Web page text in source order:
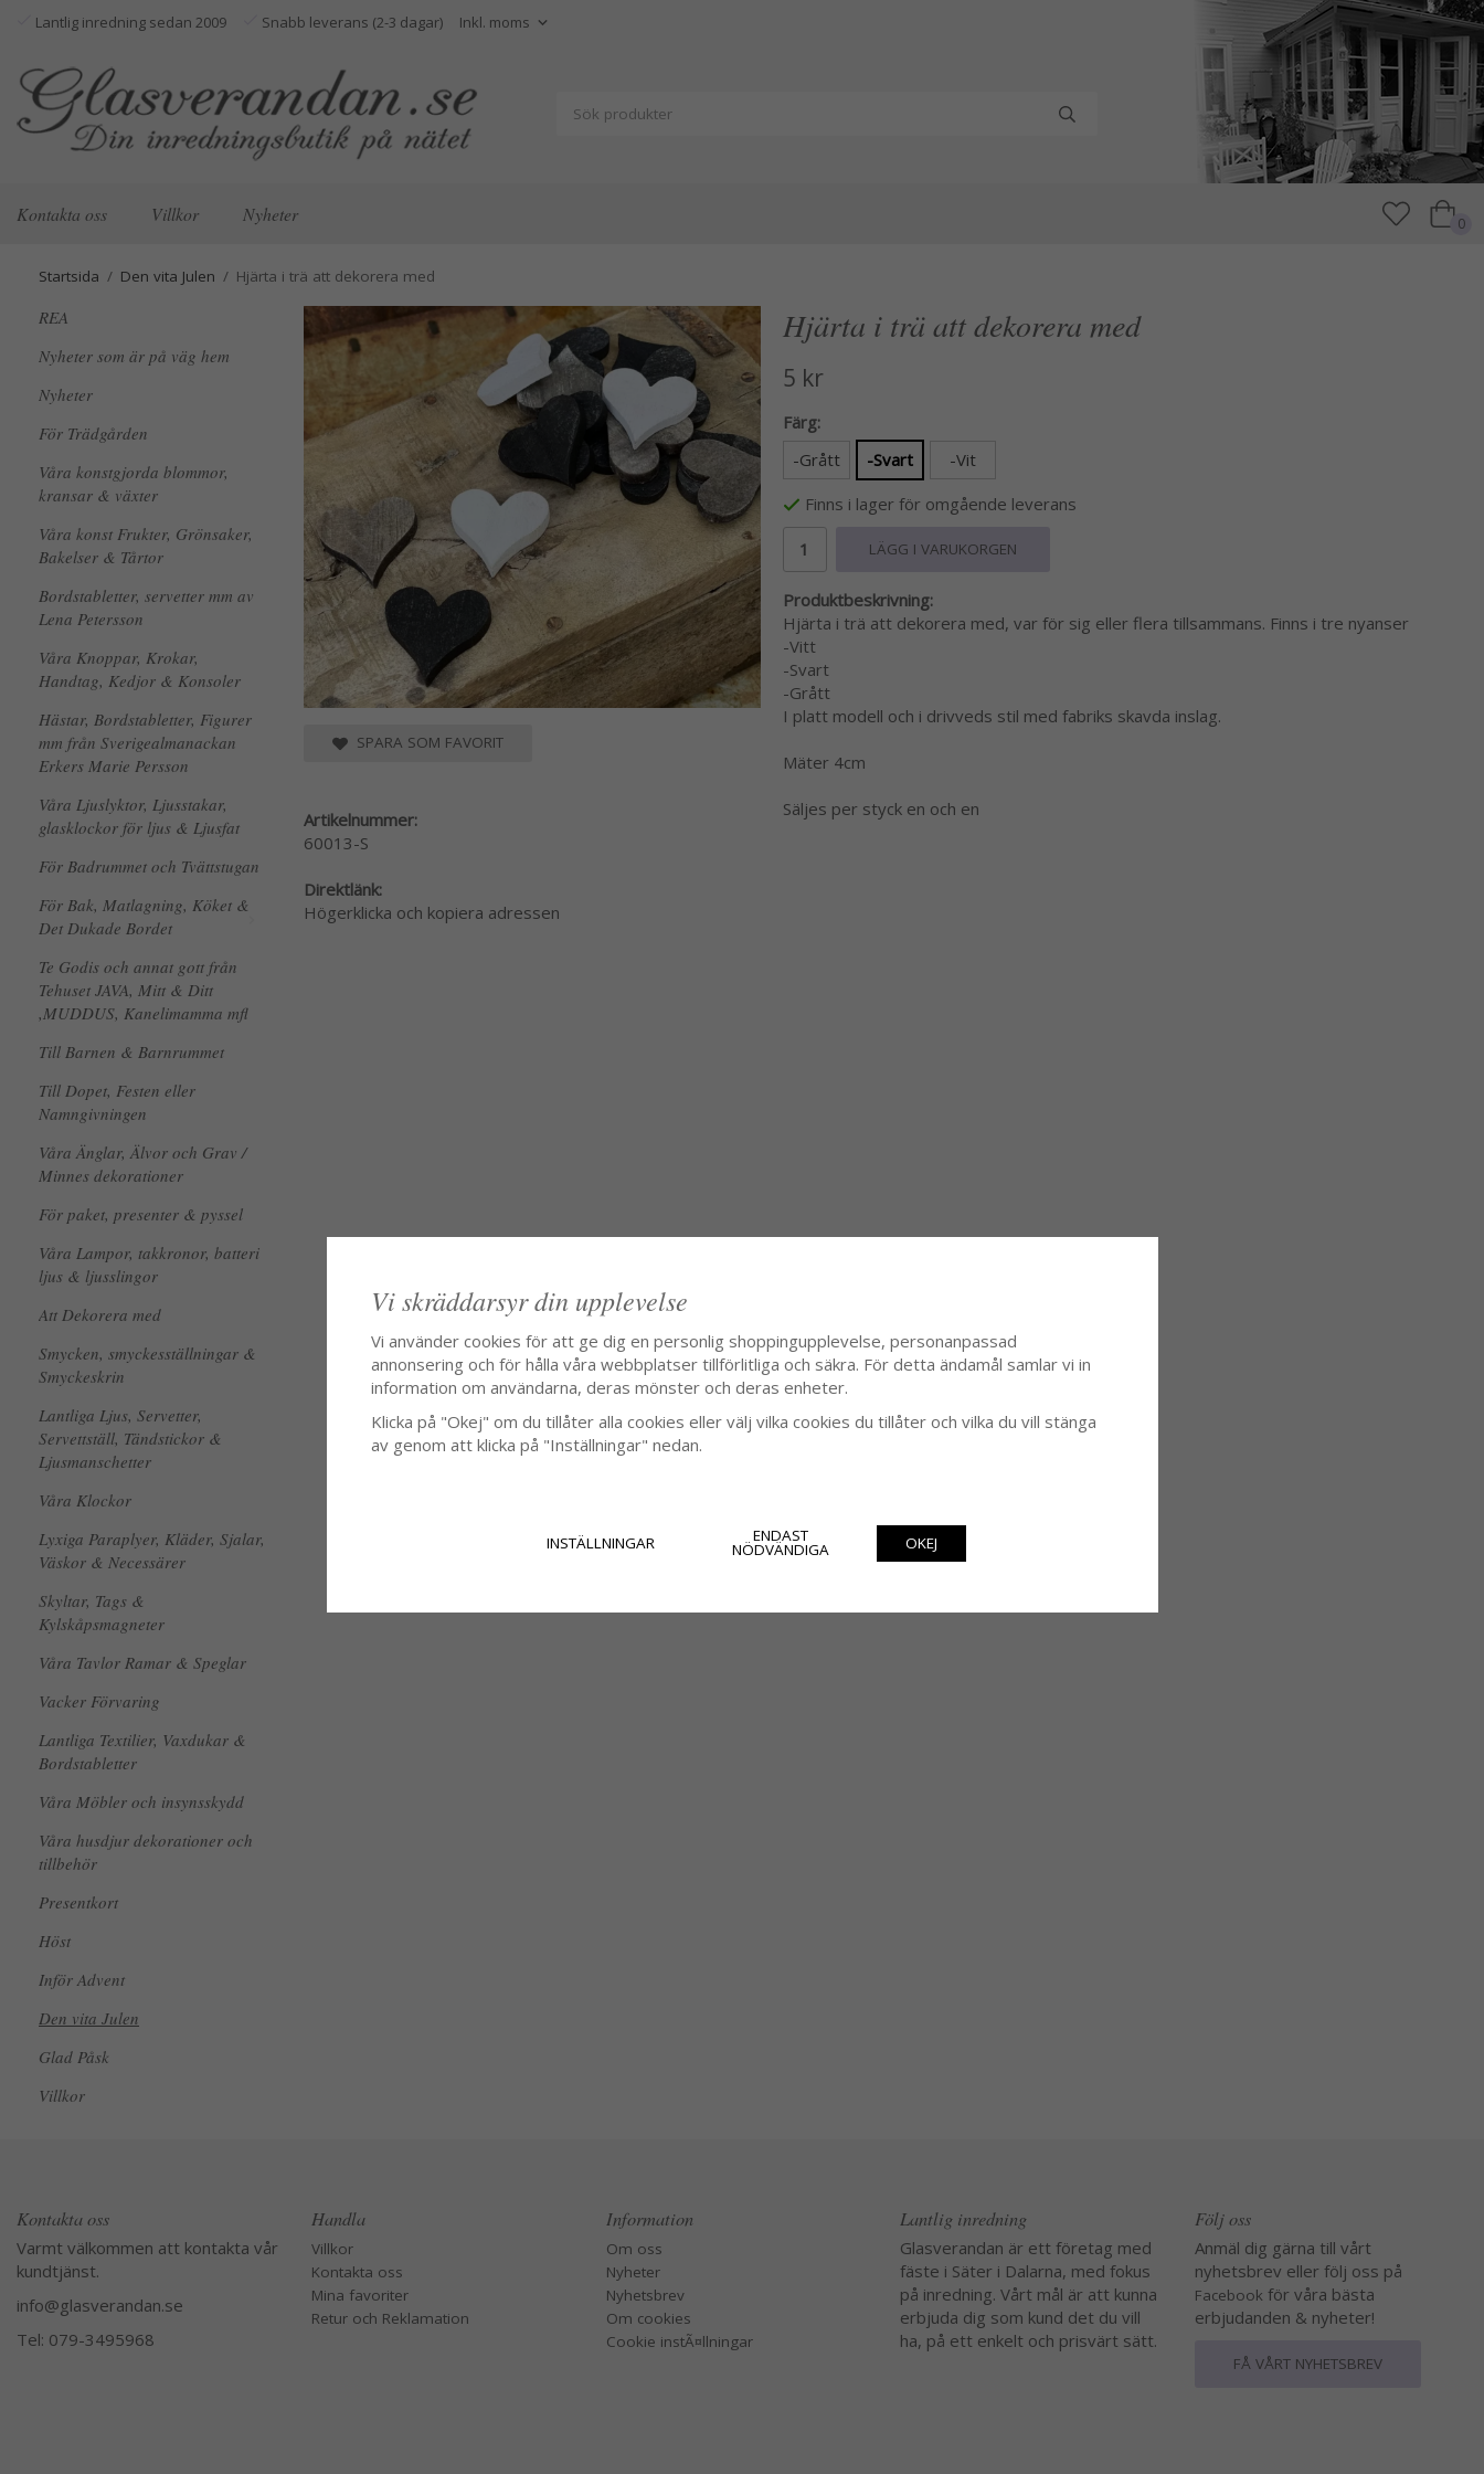
Lantlig inredning sedan 2009 Snabb leverans (2-3 dagar)
Kontakta oss Villkor Nyheter 0
Startsida / Den vita Julen / Hjärta i trä att dekorera med
REA
Nyheter som är på väg hem
Nyheter
För Trädgården
Våra konstgjorda blommor,
kransar & växter
Våra konst Frukter, Grönsaker,
Bakelser & Tårtor
Bordstabletter, servetter mm av
Lena Petersson
Våra Knoppar, Krokar,
Handtag, Kedjor & Konsoler
Hästar, Bordstabletter, Figurer
mm från Sverigealmanackan
Erkers Marie Persson
Våra Ljuslyktor, Ljusstakar,
glasklockor för ljus & Ljusfat
För Badrummet och Tvättstugan
För Bak, Matlagning, Köket &
Det Dukade Bordet
Te Godis och annat gott från
Tehuset JAVA, Mitt & Ditt
,MUDDUS, Kanelimamma mfl
Till Barnen & Barnrummet
Till Dopet, Festen eller
Namngivningen
Våra Änglar, Älvor och Grav /
Minnes dekorationer
För paket, presenter & pyssel
Våra Lampor, takkronor, batteri
ljus & ljusslingor
Att Dekorera med
Smycken, smyckesställningar &
Smyckeskrin
Lantliga Ljus, Servetter,
Servettställ, Tändstickor &
Ljusmanschetter
Våra Klockor
Lyxiga Paraplyer, Kläder, Sjalar,
Väskor & Necessärer
Skyltar, Tags &
Kylskåpsmagneter
Våra Tavlor Ramar & Speglar
Vacker Förvaring
Lantliga Textilier, Vaxdukar &
Bordstabletter
Våra Möbler och insynsskydd
Våra husdjur dekorationer och
tillbehör
Presentkort
Höst
Inför Advent
Den vita Julen
Glad Påsk
Villkor
Hjärta i trä att dekorera med
5 kr
Färg:
-Grått
-Svart -Vit
Finns i lager för omgående leverans
LÄGG I VARUKORGEN
Produktbeskrivning:
Hjärta i trä att dekorera med, var för sig eller flera tillsammans. Finns i tre nyanser
-Vitt
-Svart
-Grått
I platt modell och i drivveds stil med fabriks skavda inslag.
Mäter 4cm
Säljes per styck en och en
SPARA SOM FAVORIT
Artikelnummer:
60013-S
Direktlänk:
Högerklicka och kopiera adressen
Kontakta oss
Varmt välkommen att kontakta vår
kundtjänst.
info@glasverandan.se
Tel: 079-3495968
Handla
Villkor
Kontakta oss
Mina favoriter
Retur och Reklamation
Information
Om oss
Nyheter
Nyhetsbrev
Om cookies
Cookie instÃ¤llningar
Lantlig inredning
Glasverandan är ett företag med
fäste i Säter i Dalarna, med fokus
på inredning. Vårt mål är att kunna
erbjuda dig som kund det du vill
ha, på ett enkelt och prisvärt sätt.
Följ oss
Anmäl dig gärna till vårt
nyhetsbrev eller följ oss på
Facebook för våra bästa
erbjudanden & nyheter!
FÅ VÅRT NYHETSBREV
Vi skräddarsyr din upplevelse
Vi använder cookies för att ge dig en personlig shoppingupplevelse, personanpassad
annonsering och för hålla våra webbplatser tillförlitliga och säkra. För detta ändamål samlar vi in
information om användarna, deras mönster och deras enheter.
Klicka på "Okej" om du tillåter alla cookies eller välj vilka cookies du tillåter och vilka du vill stänga
av genom att klicka på "Inställningar" nedan.
INSTÄLLNINGAR ENDAST
NÖDVÄNDIGA OKEJ